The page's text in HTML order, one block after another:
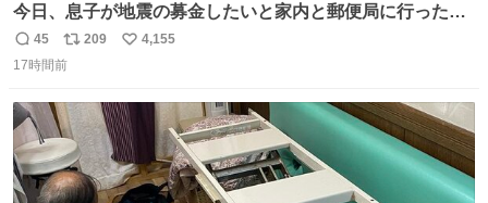
今日、息子が地震の募金したいと家内と郵便局に行ったみ
たいです。おもちゃとか買う選択肢もあったと思うけど、
自分で貯めてた2万円を役に立てて欲しい、みんなも元気
かできたらなぁと思いました。
返
信
45
リ
ポ
ト
数
209
い
数
4,155
17時間前